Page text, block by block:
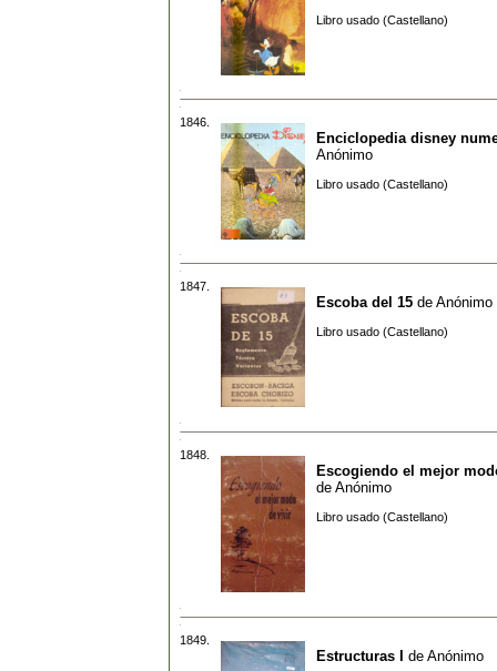
Libro usado (Castellano)
1846.
Enciclopedia disney
Anónimo
Libro usado (Castellano)
1847.
Escoba del 15 de Anónimo
Libro usado (Castellano)
1848.
Escogiendo el mejor
de Anónimo
Libro usado (Castellano)
1849.
Estructuras I de Anónimo